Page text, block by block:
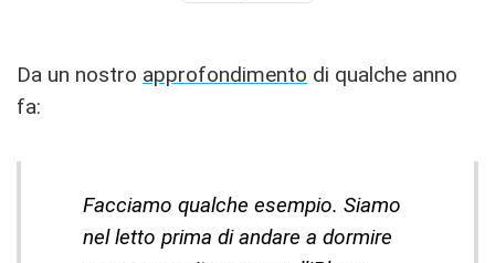
Da un nostro approfondimento di qualche anno
fa:
Facciamo qualche esempio. Siamo
nel letto prima di andare a dormire